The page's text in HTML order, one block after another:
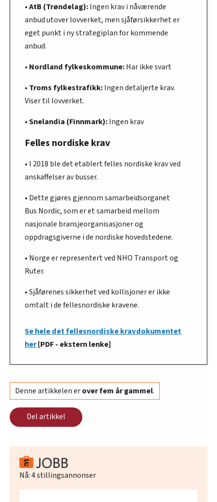
•AtB (Trøndelag):Ingen krav i nåværende
anbud utover lovverket, men sjåførsikkerhet er
eget punkt i ny strategiplan for kommende
anbud.
• Nordland fylkeskommune:Har ikke svart
• Troms fylkestrafikk:Ingen detaljerte krav.
Viser til lovverket.
• Snelandia (Finnmark):Ingen krav
Felles nordiske krav
• I 2018 ble det etablert felles nordiske krav ved
anskaffelser av busser.
• Dette gjøres gjennom samarbeidsorganet
Bus Nordic, som er et samarbeid mellom
nasjonale bransjeorganisasjoner og
oppdragsgiverne i de nordiske hovedstedene.
• Norge er representert ved NHO Transport og
Ruter.
• Sjåførenes sikkerhet ved kollisjoner er ikke
omtalt i de fellesnordiske kravene.
Se hele det fellesnordiske kravdokumentet
her[PDF - ekstern lenke]
Denne artikkelen erover fem år gammel.
Del artikkel
Nå:4stillingsannonser